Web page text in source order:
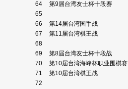
64
第9届台湾友士杯十段赛
65
66
第14届台湾国手战
67
第11届台湾棋王战
68
69
第8届台湾友士杯十段战
70
第10届台湾海峰杯职业围棋赛
71
第10届台湾棋王战
72